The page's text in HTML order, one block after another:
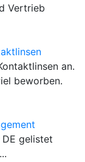
Vertrieb
an.
beworben.
gelistet